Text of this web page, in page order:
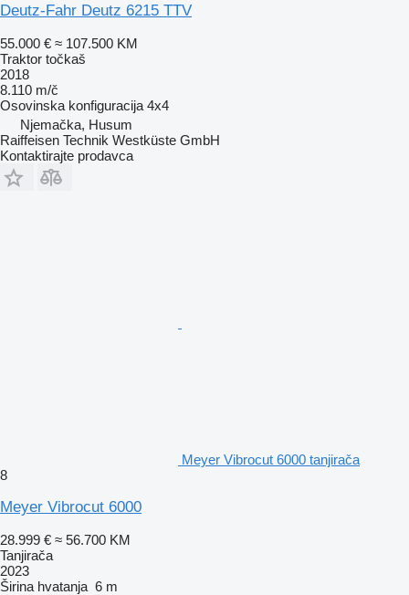
Deutz-Fahr Deutz 6215 TTV
55.000 € ≈ 107.500 KM
Traktor točkaš
2018
8.110 m/č
Osovinska konfiguracija 4x4
Njemačka, Husum
Raiffeisen Technik Westküste GmbH
Kontaktirajte prodavca
Meyer Vibrocut 6000 tanjirača
8
Meyer Vibrocut 6000
28.999 € ≈ 56.700 KM
Tanjirača
2023
Širina hvatanja 6 m